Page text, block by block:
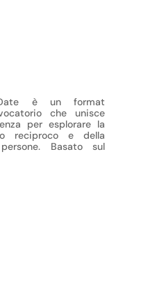
è un format
che unisce
per esplorare la
reciproco e della
Basato sul